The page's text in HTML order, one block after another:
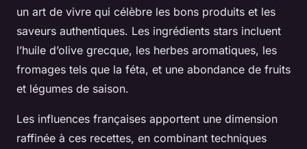
un art de vivre qui célèbre les bons produits et les
saveurs authentiques. Les ingrédients stars incluent
l’huile d’olive grecque, les herbes aromatiques, les
fromages tels que la féta, et une abondance de fruits
et légumes de saison.
Les influences françaises apportent une dimension
raffinée à ces recettes, en combinant techniques